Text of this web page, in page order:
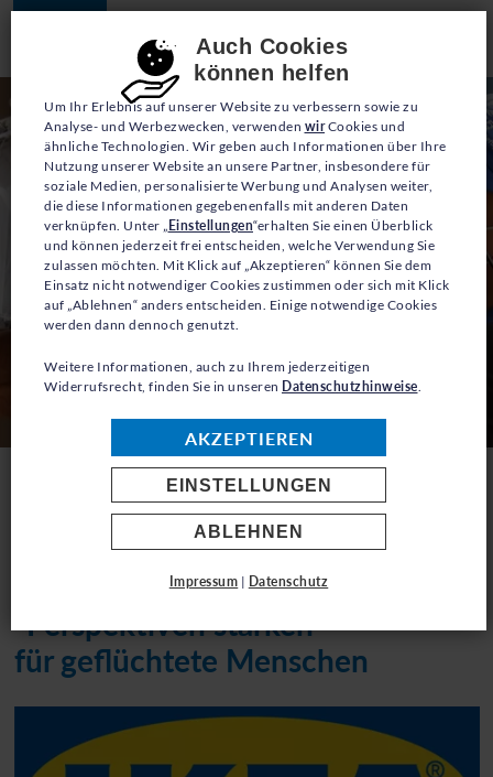
Consent-Einstellungen
Auch Cookies
können helfen
Um Ihr Erlebnis auf unserer Website zu verbessern sowie zu
Analyse- und Werbezwecken, verwenden wirCookies und
ähnliche Technologien. Wir geben auch Informationen über Ihre
Nutzung unserer Website an unsere Partner, insbesondere für
soziale Medien, personalisierte Werbung und Analysen weiter,
die diese Informationen gegebenenfalls mit anderen Daten
verknüpfen. Unter „ Einstellungen“erhalten Sie einen Überblick
und können jederzeit frei entscheiden, welche Verwendung Sie
zulassen möchten. Mit Klick auf „Akzeptieren“ können Sie dem
Einsatz nicht notwendiger Cookies zustimmen oder sich mit Klick
auf „Ablehnen“ anders entscheiden. Einige notwendige Cookies
werden dann dennoch genutzt.
Weitere Informationen, auch zu Ihrem jederzeitigen
Widerrufsrecht, finden Sie in unseren Datenschutzhinweise.
AKZEPTIEREN
EINSTELLUNGEN
ABLEHNEN
Impressum | Datenschutz
JETZT SPENDEN
IKEA
"Perspektiven stärken"
für geflüchtete Menschen